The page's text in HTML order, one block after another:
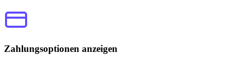
Zahlungsoptionen anzeigen